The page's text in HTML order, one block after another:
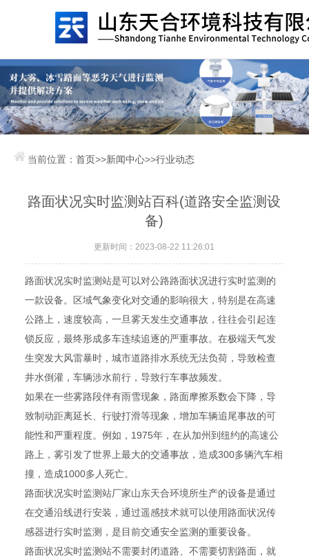
当前位置：首页>>新闻中心>>行业动态
路面状况实时监测站百科(道路安全监测设
备)
更新时间：2023-08-22 11:26:01
路面状况实时监测站是可以对公路路面状况进行实时监测的
一款设备。区域气象变化对交通的影响很大，特别是在高速
公路上，速度较高，一旦雾天发生交通事故，往往会引起连
锁反应，最终形成多车连续追逐的严重事故。在极端天气发
生突发大风雷暴时，城市道路排水系统无法负荷，导致检查
井水倒灌，车辆涉水前行，导致行车事故频发。
如果在一些雾路段伴有雨雪现象，路面摩擦系数会下降，导
致制动距离延长、行驶打滑等现象，增加车辆追尾事故的可
能性和严重程度。例如，1975年，在从加州到纽约的高速公
路上，雾引发了世界上最大的交通事故，造成300多辆汽车相
撞，造成1000多人死亡。
路面状况实时监测站厂家山东天合环境所生产的设备是通过
在交通沿线进行安装，通过遥感技术就可以使用路面状况传
感器进行实时监测，是目前交通安全监测的重要设备。
路面状况实时监测站不需要封闭道路、不需要切割路面，就